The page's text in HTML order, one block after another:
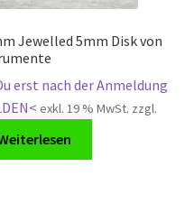
Jewelled 5mm Disk von
erst nach der Anmeldung
exkl. 19 % MwSt. zzgl.